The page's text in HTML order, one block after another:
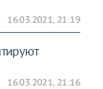
16.03.2021, 21:19
16.03.2021, 21:16